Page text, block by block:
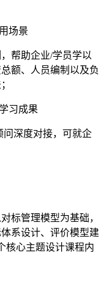
场景
帮助企业/学员学以
额、人员编制以及负
习成果
问深度对接，可就企
标管理模型为基础，
系设计、评价模型建
核心主题设计课程内